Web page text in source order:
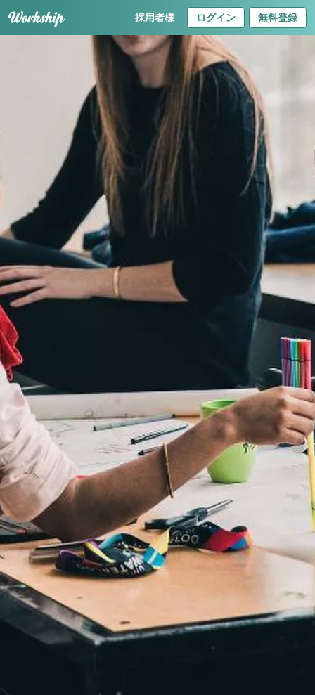
採用者様 ログイン 無料登録